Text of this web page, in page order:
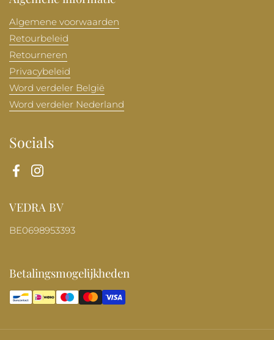
Algemene voorwaarden
Retourbeleid
Retourneren
Privacybeleid
Word verdeler België
Word verdeler Nederland
Socials
FacebookInstagram
VEDRA BV
BE0698953393
Betalingsmogelijkheden